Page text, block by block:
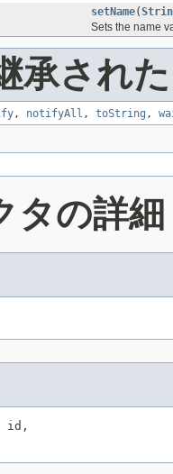
setName(
Sets the name
承され
, notifyAll , toString ,
タの詳細
id,